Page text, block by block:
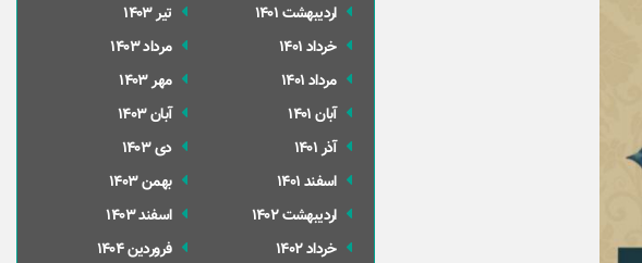
ارديبهشت 1401
خرداد 1401
مرداد 1401
آبان 1401
آذر 1401
اسفند 1401
ارديبهشت 1402
خرداد 1402
تير 1403
مرداد 1403
مهر 1403
آبان 1403
دی 1403
بهمن 1403
اسفند 1403
فروردین 1404